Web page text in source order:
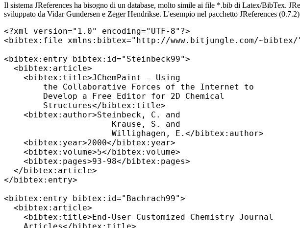
Il sistema JReferences ha bisogno di un database, molto simile ai file *.bib di Latex/BibTex.
sviluppato da Vidar Gundersen e Zeger Hendrikse. L'esempio nel pacchetto JReferences
<?xml version="1.0" encoding="UTF-8"?>
<bibtex:file xmlns:bibtex="http://www.bitjungle.com/~bibtex/
<bibtex:entry bibtex:id="Steinbeck99">
  <bibtex:article>
    <bibtex:title>JChemPaint - Using
        the Collaborative Forces of the Internet to
        Develop a Free Editor for 2D Chemical
        Structures</bibtex:title>
    <bibtex:author>Steinbeck, C. and
                      Krause, S. and
                      Willighagen, E.</bibtex:author>
    <bibtex:year>2000</bibtex:year>
    <bibtex:volume>5</bibtex:volume>
    <bibtex:pages>93-98</bibtex:pages>
  </bibtex:article>
</bibtex:entry>
<bibtex:entry bibtex:id="Bachrach99">
  <bibtex:article>
    <bibtex:title>End-User Customized Chemistry Journal